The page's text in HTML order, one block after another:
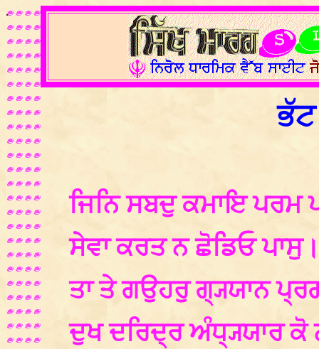
.
ਭੱਟ
ਜਿਨਿ ਸਬਦੁ ਕਮਾਇ ਪਰਮ
ਸੇਵਾ ਕਰਤ ਨ ਛੋਡਿਓ
ਤਾ ਤੇ ਗਉਹਰੁ ਗ੍ਯ੍ਯਾਨ
ਦੁਖ ਦਰਿਦ੍ਰ ਅੰਧ੍ਯ੍ਯਾਰ ਕੋ